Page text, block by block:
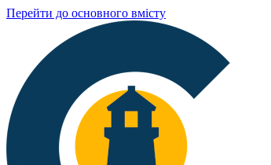
Перейти до основного вмісту